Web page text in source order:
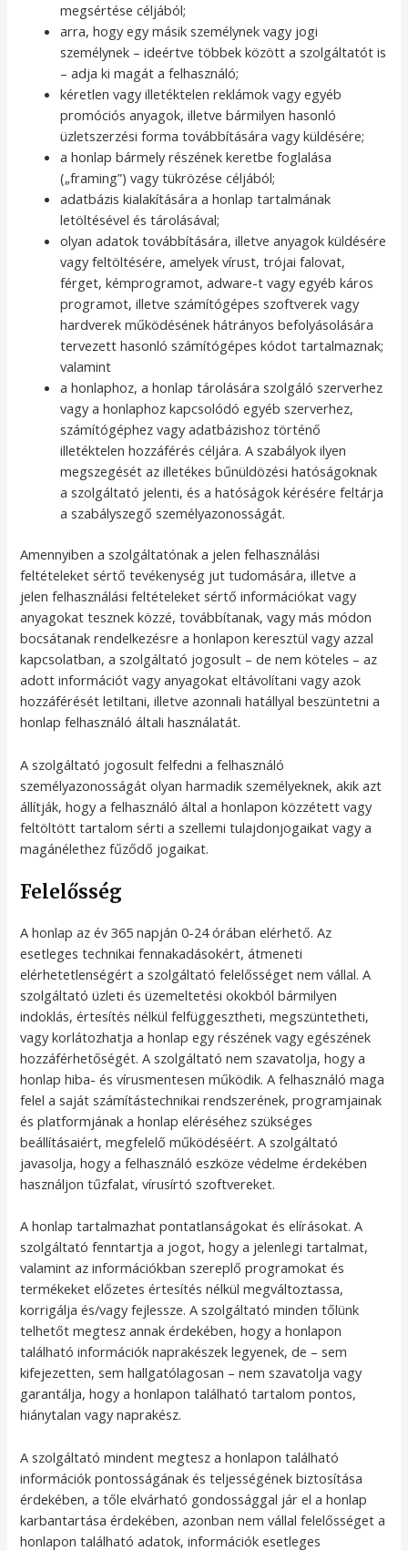
megsértése céljából;
arra, hogy egy másik személynek vagy jogi
személynek – ideértve többek között a szolgáltatót is
– adja ki magát a felhasználó;
kéretlen vagy illetéktelen reklámok vagy egyéb
promóciós anyagok, illetve bármilyen hasonló
üzletszerzési forma továbbítására vagy küldésére;
a honlap bármely részének keretbe foglalása
(„framing”) vagy tükrözése céljából;
adatbázis kialakítására a honlap tartalmának
letöltésével és tárolásával;
olyan adatok továbbítására, illetve anyagok küldésére
vagy feltöltésére, amelyek vírust, trójai falovat,
férget, kémprogramot, adware-t vagy egyéb káros
programot, illetve számítógépes szoftverek vagy
hardverek működésének hátrányos befolyásolására
tervezett hasonló számítógépes kódot tartalmaznak;
valamint
a honlaphoz, a honlap tárolására szolgáló szerverhez
vagy a honlaphoz kapcsolódó egyéb szerverhez,
számítógéphez vagy adatbázishoz történő
illetéktelen hozzáférés céljára. A szabályok ilyen
megszegését az illetékes bűnüldözési hatóságoknak
a szolgáltató jelenti, és a hatóságok kérésére feltárja
a szabályszegő személyazonosságát.
Amennyiben a szolgáltatónak a jelen felhasználási
feltételeket sértő tevékenység jut tudomására, illetve a
jelen felhasználási feltételeket sértő információkat vagy
anyagokat tesznek közzé, továbbítanak, vagy más módon
bocsátanak rendelkezésre a honlapon keresztül vagy azzal
kapcsolatban, a szolgáltató jogosult – de nem köteles – az
adott információt vagy anyagokat eltávolítani vagy azok
hozzáférését letiltani, illetve azonnali hatállyal beszüntetni a
honlap felhasználó általi használatát.
A szolgáltató jogosult felfedni a felhasználó
személyazonosságát olyan harmadik személyeknek, akik azt
állítják, hogy a felhasználó által a honlapon közzétett vagy
feltöltött tartalom sérti a szellemi tulajdonjogaikat vagy a
magánélethez fűződő jogaikat.
Felelősség
A honlap az év 365 napján 0-24 órában elérhető. Az
esetleges technikai fennakadásokért, átmeneti
elérhetetlenségért a szolgáltató felelősséget nem vállal. A
szolgáltató üzleti és üzemeltetési okokból bármilyen
indoklás, értesítés nélkül felfüggesztheti, megszüntetheti,
vagy korlátozhatja a honlap egy részének vagy egészének
hozzáférhetőségét. A szolgáltató nem szavatolja, hogy a
honlap hiba- és vírusmentesen működik. A felhasználó maga
felel a saját számítástechnikai rendszerének, programjainak
és platformjának a honlap eléréséhez szükséges
beállításaiért, megfelelő működéséért. A szolgáltató
javasolja, hogy a felhasználó eszköze védelme érdekében
használjon tűzfalat, vírusírtó szoftvereket.
A honlap tartalmazhat pontatlanságokat és elírásokat. A
szolgáltató fenntartja a jogot, hogy a jelenlegi tartalmat,
valamint az információkban szereplő programokat és
termékeket előzetes értesítés nélkül megváltoztassa,
korrigálja és/vagy fejlessze. A szolgáltató minden tőlünk
telhetőt megtesz annak érdekében, hogy a honlapon
található információk naprakészek legyenek, de – sem
kifejezetten, sem hallgatólagosan – nem szavatolja vagy
garantálja, hogy a honlapon található tartalom pontos,
hiánytalan vagy naprakész.
A szolgáltató mindent megtesz a honlapon található
információk pontosságának és teljességének biztosítása
érdekében, a tőle elvárható gondossággal jár el a honlap
karbantartása érdekében, azonban nem vállal felelősséget a
honlapon található adatok, információk esetleges